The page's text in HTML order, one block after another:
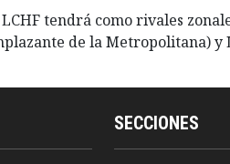
tendrá como rivales
de la Metropolitana) y
SECCIONES